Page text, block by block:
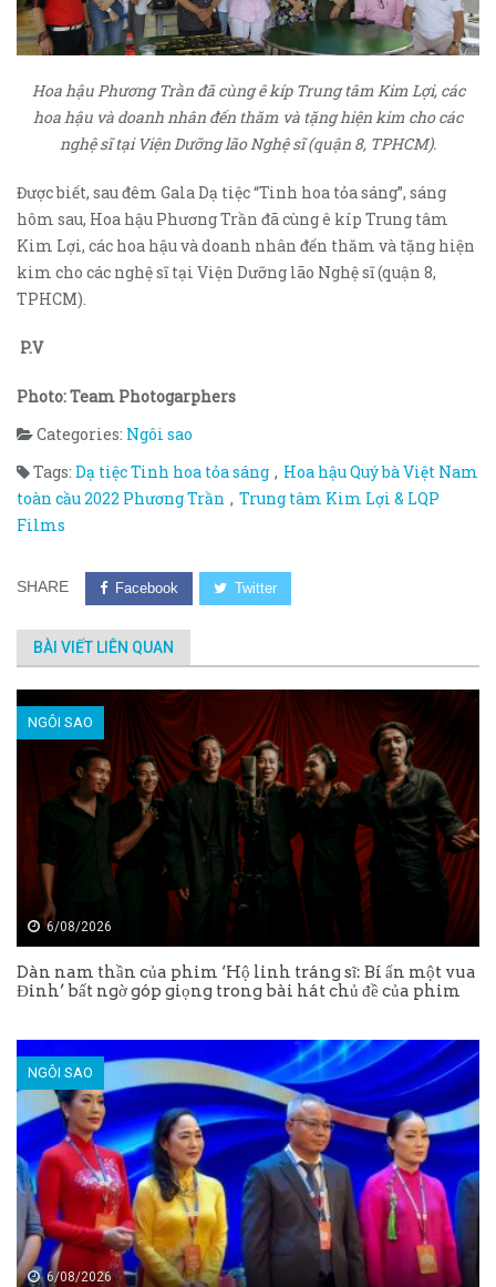
Hoa hậu Phương Trần đã cùng ê kíp Trung tâm Kim Lợi, các
hoa hậu và doanh nhân đến thăm và tặng hiện kim cho các
nghệ sĩ tại Viện Dưỡng lão Nghệ sĩ (quận 8, TPHCM).
Được biết, sau đêm Gala Dạ tiệc “Tinh hoa tỏa sáng”, sáng
hôm sau, Hoa hậu Phương Trần đã cùng ê kíp Trung tâm
Kim Lợi, các hoa hậu và doanh nhân đến thăm và tặng hiện
kim cho các nghệ sĩ tại Viện Dưỡng lão Nghệ sĩ (quận 8,
TPHCM).
P.V
Photo: Team Photogarphers
Categories: Ngôi sao
Tags: Dạ tiệc Tinh hoa tỏa sáng , Hoa hậu Quý bà Việt Nam
toàn cầu 2022 Phương Trần , Trung tâm Kim Lợi & LQP
Films
SHARE Facebook Twitter
BÀI VIẾT LIÊN QUAN
NGÔI SAO
6/08/2026
Dàn nam thần của phim ‘Hộ linh tráng sĩ: Bí ẩn một vua
Đinh’ bất ngờ góp giọng trong bài hát chủ đề của phim
NGÔI SAO
6/08/2026